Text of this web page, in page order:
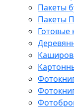
Пакеты
Пакеты
Готовые